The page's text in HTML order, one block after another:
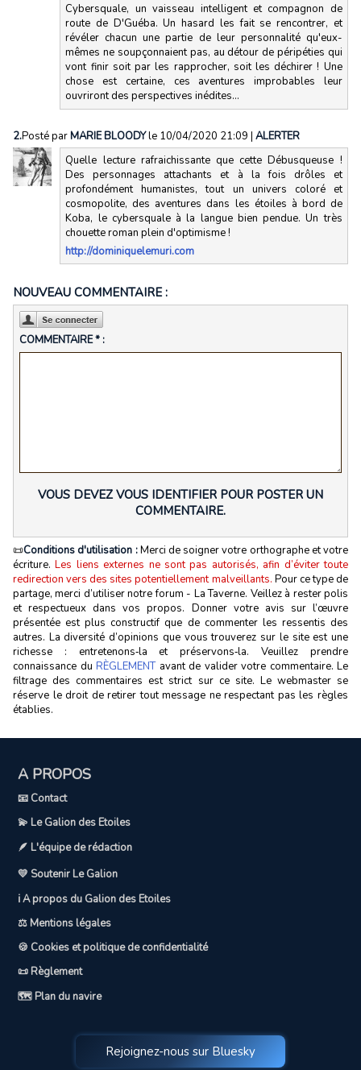
Cybersquale, un vaisseau intelligent et compagnon de
route de D'Guéba. Un hasard les fait se rencontrer, et
révéler chacun une partie de leur personnalité qu'eux-
mêmes ne soupçonnaient pas, au détour de péripéties qui
vont finir soit par les rapprocher, soit les déchirer ! Une
chose est certaine, ces aventures improbables leur
ouvriront des perspectives inédites...
2.Posté parMARIE BLOODYle 10/04/2020 21:09 | ALERTER
Quelle lecture rafraichissante que cette Débusqueuse !
Des personnages attachants et à la fois drôles et
profondément humanistes, tout un univers coloré et
cosmopolite, des aventures dans les étoiles à bord de
Koba, le cybersquale à la langue bien pendue. Un très
chouette roman plein d'optimisme !
http://dominiquelemuri.com
NOUVEAU COMMENTAIRE :
COMMENTAIRE * :
VOUS DEVEZ VOUS IDENTIFIER POUR POSTER UN
COMMENTAIRE.
📜Conditions d'utilisation :Merci de soigner votre orthographe et votre
écriture.Les liens externes ne sont pas autorisés, afin d’éviter toute
redirection vers des sites potentiellement malveillants. Pour ce type de
partage, merci d’utiliser notre forum - La Taverne. Veillez à rester polis
et respectueux dans vos propos. Donner votre avis sur l’œuvre
présentée est plus constructif que de commenter les ressentis des
autres. La diversité d’opinions que vous trouverez sur le site est une
richesse : entretenons‑la et préservons‑la. Veuillez prendre
connaissance du RÈGLEMENTavant de valider votre commentaire. Le
filtrage des commentaires est strict sur ce site. Le webmaster se
réserve le droit de retirer tout message ne respectant pas les règles
établies.
A PROPOS
📧 Contact
💫 Le Galion des Etoiles
🪶 L'équipe de rédaction
💛 Soutenir Le Galion
ℹ️ A propos du Galion des Etoiles
⚖️ Mentions légales
🍪 Cookies et politique de confidentialité
📜 Règlement
🗺️ Plan du navire
Rejoignez-nous sur Bluesky